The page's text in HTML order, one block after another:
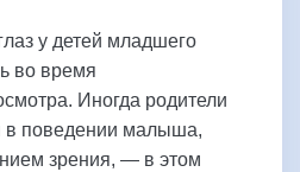
у детей младшего
во время
Иногда родители
в поведении малыша,
зрения, — в этом